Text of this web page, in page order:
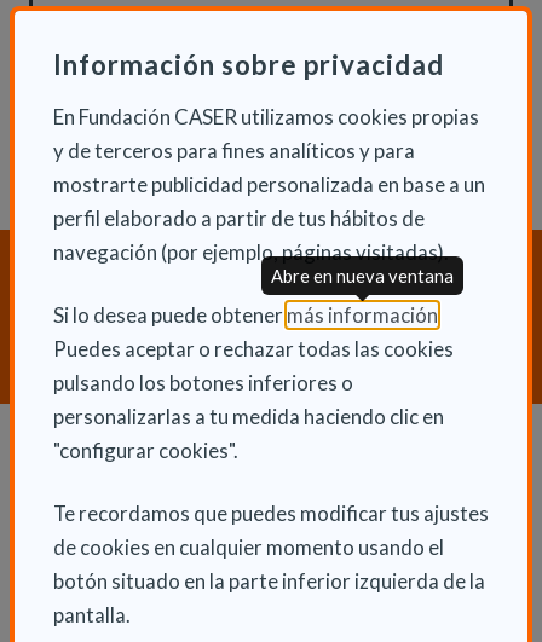
Información sobre privacidad
En Fundación CASER utilizamos cookies propias
y de terceros para fines analíticos y para
mostrarte publicidad personalizada en base a un
perfil elaborado a partir de tus hábitos de
navegación (por ejemplo, páginas visitadas).
Si lo desea puede obtener más información
Puedes aceptar o rechazar todas las cookies
pulsando los botones inferiores o
personalizarlas a tu medida haciendo clic en
"configurar cookies".
Te recordamos que puedes modificar tus ajustes
de cookies en cualquier momento usando el
botón situado en la parte inferior izquierda de la
pantalla.
Abre en nueva ventana
Actualidad
¿Necesitas orientación sobre
Dependencia y Discapacidad?
CONTACTA CON NOSOTROS
La dependencia
Trámites